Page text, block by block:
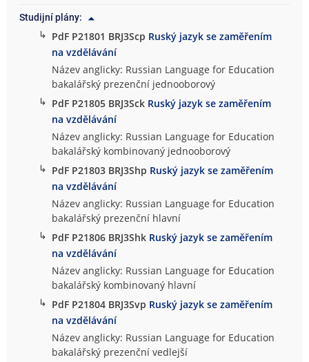
Studijní plány:
↳ PdF P21801 BRJ3Scp Ruský jazyk se zaměřením
na vzdělávání
Název anglicky: Russian Language for Education
bakalářský prezenční jednooborový
↳ PdF P21805 BRJ3Sck Ruský jazyk se zaměřením
na vzdělávání
Název anglicky: Russian Language for Education
bakalářský kombinovaný jednooborový
↳ PdF P21803 BRJ3Shp Ruský jazyk se zaměřením
na vzdělávání
Název anglicky: Russian Language for Education
bakalářský prezenční hlavní
↳ PdF P21806 BRJ3Shk Ruský jazyk se zaměřením
na vzdělávání
Název anglicky: Russian Language for Education
bakalářský kombinovaný hlavní
↳ PdF P21804 BRJ3Svp Ruský jazyk se zaměřením
na vzdělávání
Název anglicky: Russian Language for Education
bakalářský prezenční vedlejší